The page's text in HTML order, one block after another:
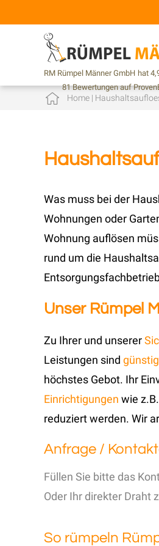
RM Rümpel Männer GmbH hat
81Bewertungen auf
Home|
Was muss bei der
Wohnungen oder
Wohnung auflösen
rund um die
Unser Rümpel
Zu Ihrer und unserer
Leistungen sind günstig
höchstes Gebot. Ihr
Einrichtigungen wie
reduziert werden. Wir
Anfrage /
Füllen Sie bitte das
Oder Ihr direkter Draht
So rümpeln